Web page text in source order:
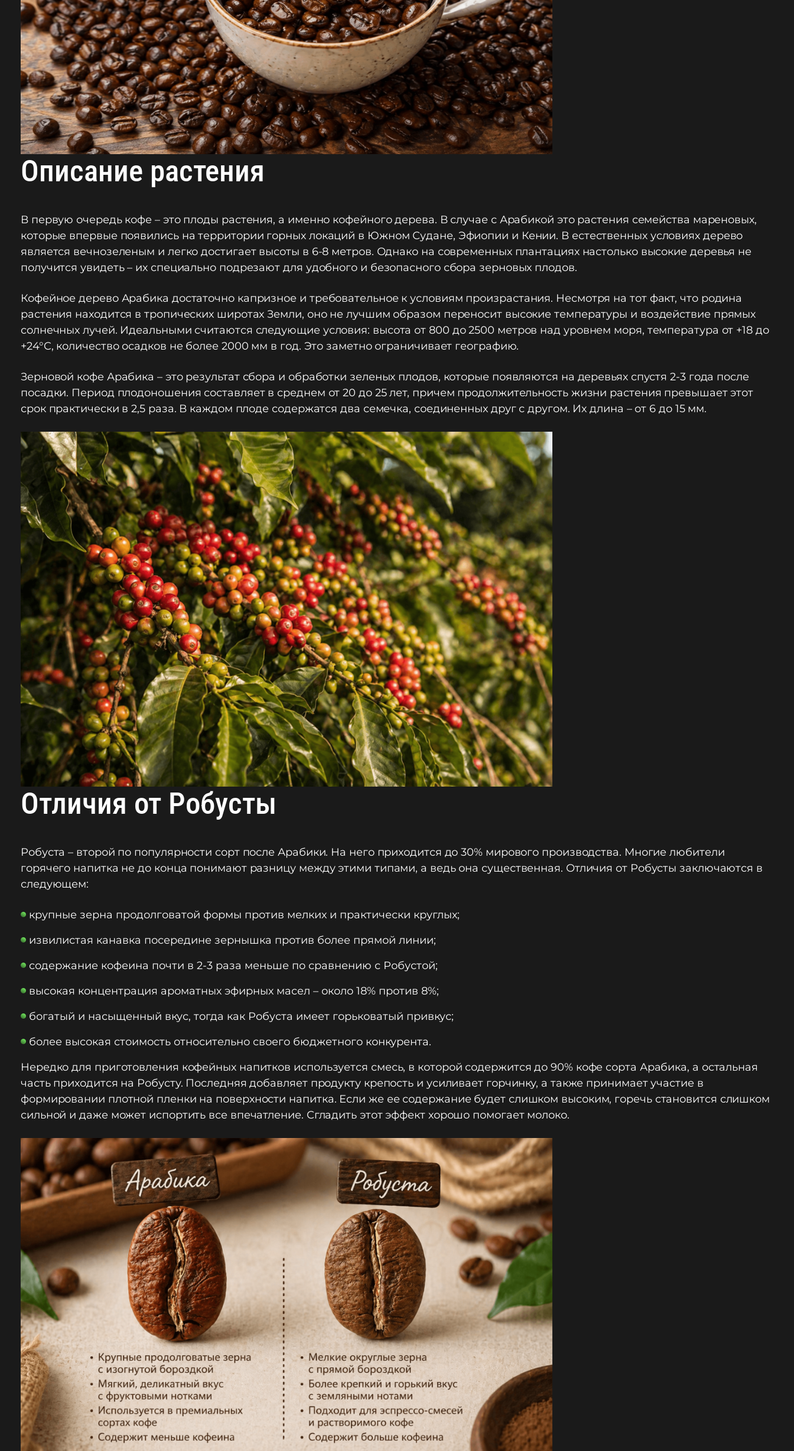
Описание растения
В первую очередь кофе – это плоды растения, а именно кофейного дерева. В случае с Арабикой это растения семейства мареновых,
которые впервые появились на территории горных локаций в Южном Судане, Эфиопии и Кении. В естественных условиях дерево
является вечнозеленым и легко достигает высоты в 6-8 метров. Однако на современных плантациях настолько высокие деревья не
получится увидеть – их специально подрезают для удобного и безопасного сбора зерновых плодов.
Кофейное дерево Арабика достаточно капризное и требовательное к условиям произрастания. Несмотря на тот факт, что родина
растения находится в тропических широтах Земли, оно не лучшим образом переносит высокие температуры и воздействие прямых
солнечных лучей. Идеальными считаются следующие условия: высота от 800 до 2500 метров над уровнем моря, температура от +18 до
+24°C, количество осадков не более 2000 мм в год. Это заметно ограничивает географию.
Зерновой кофе Арабика – это результат сбора и обработки зеленых плодов, которые появляются на деревьях спустя 2-3 года после
посадки. Период плодоношения составляет в среднем от 20 до 25 лет, причем продолжительность жизни растения превышает этот
срок практически в 2,5 раза. В каждом плоде содержатся два семечка, соединенных друг с другом. Их длина – от 6 до 15 мм.
Отличия от Робусты
Робуста – второй по популярности сорт после Арабики. На него приходится до 30% мирового производства. Многие любители
горячего напитка не до конца понимают разницу между этими типами, а ведь она существенная. Отличия от Робусты заключаются в
следующем:
крупные зерна продолговатой формы против мелких и практически круглых;
извилистая канавка посередине зернышка против более прямой линии;
содержание кофеина почти в 2-3 раза меньше по сравнению с Робустой;
высокая концентрация ароматных эфирных масел – около 18% против 8%;
богатый и насыщенный вкус, тогда как Робуста имеет горьковатый привкус;
более высокая стоимость относительно своего бюджетного конкурента.
Нередко для приготовления кофейных напитков используется смесь, в которой содержится до 90% кофе сорта Арабика, а остальная
часть приходится на Робусту. Последняя добавляет продукту крепость и усиливает горчинку, а также принимает участие в
формировании плотной пленки на поверхности напитка. Если же ее содержание будет слишком высоким, горечь становится слишком
сильной и даже может испортить все впечатление. Сгладить этот эффект хорошо помогает молоко.